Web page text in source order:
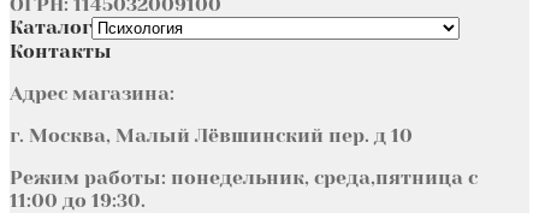
Каталог
Контакты
Адрес магазина:
г. Москва, Малый Лёвшинский пер. д 10
Режим работы: понедельник, среда,пятница с
11:00 до 19:30.